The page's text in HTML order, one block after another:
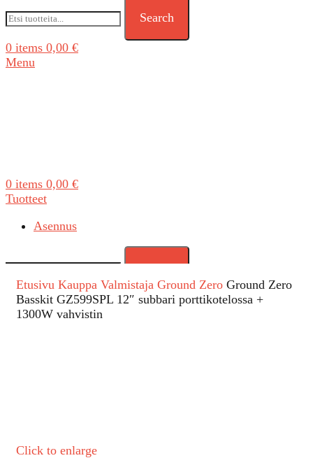
Search
0 items 0,00 €
Menu
0 items 0,00 €
Tuotteet
Asennus
Etusivu Kauppa Valmistaja Ground Zero Ground Zero
Basskit GZ599SPL 12″ subbari porttikotelossa +
1300W vahvistin
Click to enlarge